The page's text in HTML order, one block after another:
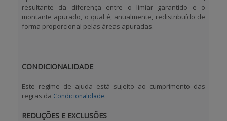
resultante da diferença entre o limiar garantido e o
montante apurado, o qual é, anualmente, redistribuído de
forma proporcional pelas áreas apuradas.
CONDICIONALIDADE
Este regime de ajuda está sujeito ao cumprimento das
regras da Condicionalidade.
REDUÇÕES E EXCLUSÕES